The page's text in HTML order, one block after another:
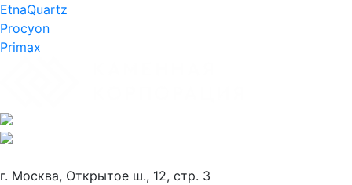
EtnaQuartz
Procyon
Primax
г. Москва, Открытое ш., 12, стр. 3